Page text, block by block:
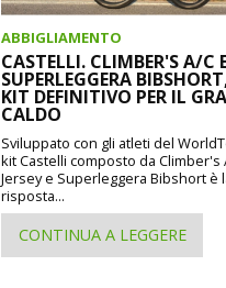
ABBIGLIAMENTO
CASTELLI. CLIMBER'S A/C
SUPERLEGGERA
KIT DEFINITIVO PER IL
CALDO
Sviluppato con gli atleti del
kit Castelli composto da Climber's
Jersey e Superleggera Bibshort è
risposta...
CONTINUA A LEGGERE